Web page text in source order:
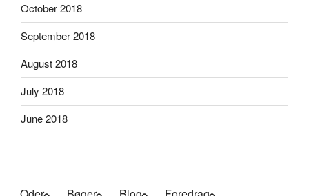
October 2018
September 2018
August 2018
July 2018
June 2018